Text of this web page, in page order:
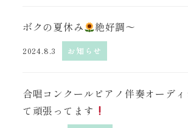
ボクの夏休み 絶好調〜
2024.8.3 お知らせ
合唱コンクールピアノ伴奏オーデ
て頑張ってます